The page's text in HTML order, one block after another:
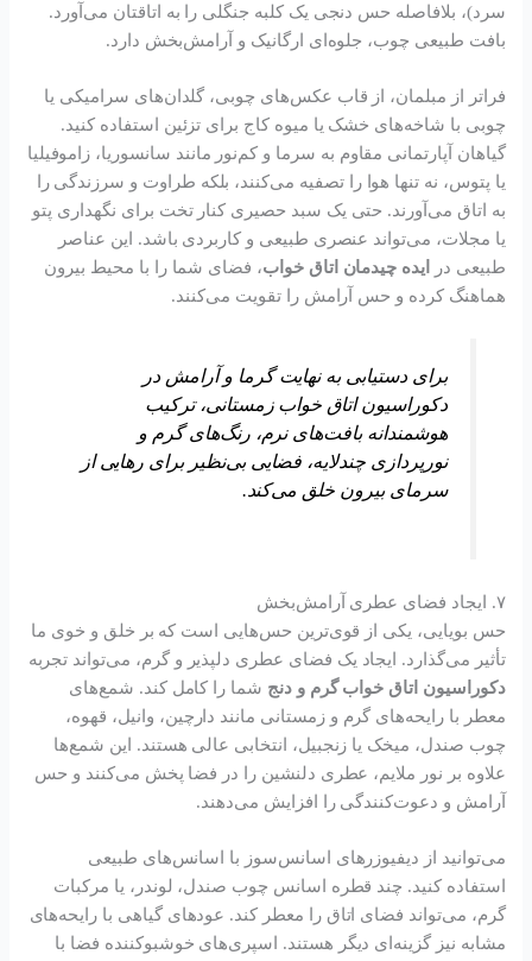
سرد)، بلافاصله حس دنجی یک کلبه جنگلی را به اتاقتان می‌آورد.
بافت طبیعی چوب، جلوه‌ای ارگانیک و آرامش‌بخش دارد.
فراتر از مبلمان، از قاب عکس‌های چوبی، گلدان‌های سرامیکی یا
چوبی با شاخه‌های خشک یا میوه کاج برای تزئین استفاده کنید.
گیاهان آپارتمانی مقاوم به سرما و کم‌نور مانند سانسوریا، زاموفیلیا
یا پتوس، نه تنها هوا را تصفیه می‌کنند، بلکه طراوت و سرزندگی را
به اتاق می‌آورند. حتی یک سبد حصیری کنار تخت برای نگهداری پتو
یا مجلات، می‌تواند عنصری طبیعی و کاربردی باشد. این عناصر
طبیعی در
ایده چیدمان اتاق خواب، فضای شما را با محیط بیرون
هماهنگ کرده و حس آرامش را تقویت می‌کنند.
برای دستیابی به نهایت گرما و آرامش در
دکوراسیون اتاق خواب زمستانی، ترکیب
هوشمندانه بافت‌های نرم، رنگ‌های گرم و
نورپردازی چندلایه، فضایی بی‌نظیر برای رهایی از
سرمای بیرون خلق می‌کند.
۷. ایجاد فضای عطری آرامش‌بخش
حس بویایی، یکی از قوی‌ترین حس‌هایی است که بر خلق و خوی ما
تأثیر می‌گذارد. ایجاد یک فضای عطری دلپذیر و گرم، می‌تواند تجربه
دکوراسیون اتاق خواب گرم و دنج شما را کامل کند. شمع‌های
معطر با رایحه‌های گرم و زمستانی مانند دارچین، وانیل، قهوه،
چوب صندل، میخک یا زنجبیل، انتخابی عالی هستند. این شمع‌ها
علاوه بر نور ملایم، عطری دلنشین را در فضا پخش می‌کنند و حس
آرامش و دعوت‌کنندگی را افزایش می‌دهند.
می‌توانید از دیفیوزرهای اسانس‌سوز با اسانس‌های طبیعی
استفاده کنید. چند قطره اسانس چوب صندل، لوندر، یا مرکبات
گرم، می‌تواند فضای اتاق را معطر کند. عودهای گیاهی با رایحه‌های
مشابه نیز گزینه‌ای دیگر هستند. اسپری‌های خوشبوکننده فضا با